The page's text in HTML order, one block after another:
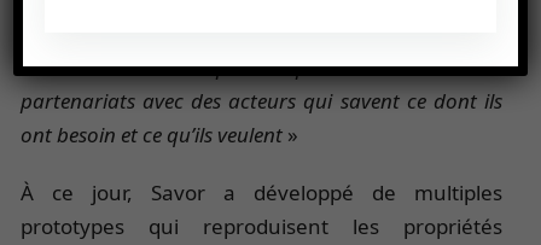
et il est donc très important pour nous d’avoir des
partenariats avec des acteurs qui savent ce dont ils
ont besoin et ce qu’ils veulent »
À ce jour, Savor a développé de multiples
prototypes qui reproduisent les propriétés